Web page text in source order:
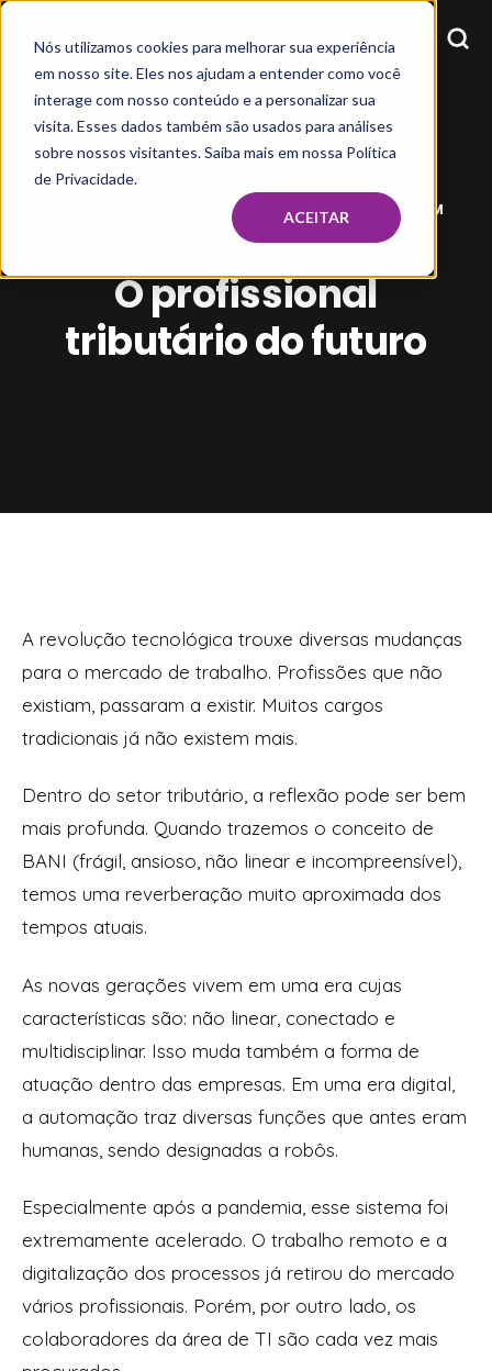
Nós utilizamos cookies para melhorar sua experiência
em nosso site. Eles nos ajudam a entender como você
interage com nosso conteúdo e a personalizar sua
visita. Esses dados também são usados para análises
sobre nossos visitantes. Saiba mais em nossa Política
de Privacidade.
ACEITAR
NOV 9, 2022, 12:00:33 PM
O profissional
tributário do futuro
A revolução tecnológica trouxe diversas mudanças
para o mercado de trabalho. Profissões que não
existiam, passaram a existir. Muitos cargos
tradicionais já não existem mais.
Dentro do setor tributário, a reflexão pode ser bem
mais profunda. Quando trazemos o conceito de
BANI (frágil, ansioso, não linear e incompreensível),
temos uma reverberação muito aproximada dos
tempos atuais.
As novas gerações vivem em uma era cujas
características são: não linear, conectado e
multidisciplinar. Isso muda também a forma de
atuação dentro das empresas. Em uma era digital,
a automação traz diversas funções que antes eram
humanas, sendo designadas a robôs.
Especialmente após a pandemia, esse sistema foi
extremamente acelerado. O trabalho remoto e a
digitalização dos processos já retirou do mercado
vários profissionais. Porém, por outro lado, os
colaboradores da área de TI são cada vez mais